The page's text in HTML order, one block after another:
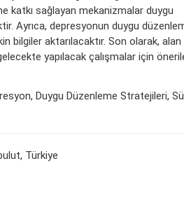
katkı sağlayan mekanizmalar duygu
Ayrıca, depresyonun duygu
bilgiler aktarılacaktır. Son olarak, alan
yapılacak çalışmalar için
Duygu Düzenleme Stratejileri,
Türkiye